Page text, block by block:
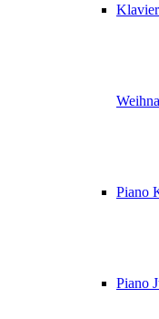
Piano
Piano